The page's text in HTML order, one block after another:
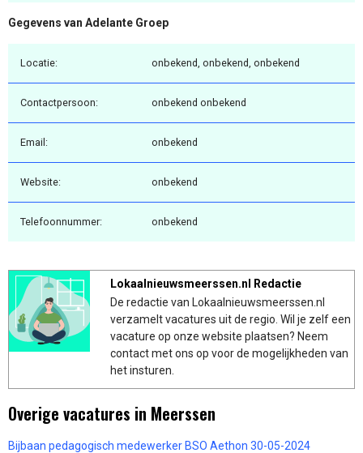
Gegevens van Adelante Groep
Locatie: onbekend, onbekend, onbekend
Contactpersoon: onbekend onbekend
Email: onbekend
Website: onbekend
Telefoonnummer: onbekend
Lokaalnieuwsmeerssen.nl Redactie
De redactie van Lokaalnieuwsmeerssen.nl
verzamelt vacatures uit de regio. Wil je zelf een
vacature op onze website plaatsen? Neem
contact met ons op voor de mogelijkheden van
het insturen.
Overige vacatures in Meerssen
Bijbaan pedagogisch medewerker BSO Aethon 30-05-2024